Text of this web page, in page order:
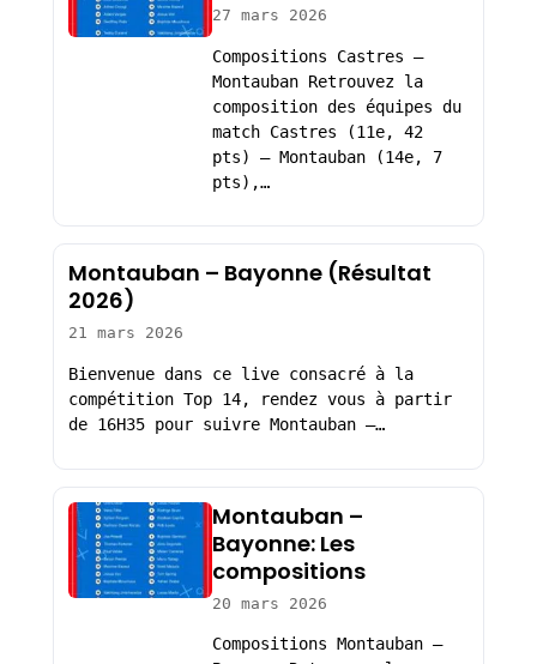
27 mars 2026
Compositions Castres –
Montauban Retrouvez la
composition des équipes du
match Castres (11e, 42
pts) – Montauban (14e, 7
pts),…
Montauban – Bayonne (Résultat
2026)
21 mars 2026
Bienvenue dans ce live consacré à la
compétition Top 14, rendez vous à partir
de 16H35 pour suivre Montauban –…
Montauban –
Bayonne: Les
compositions
20 mars 2026
Compositions Montauban –